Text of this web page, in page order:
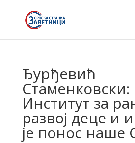
Ђурђевић
Стаменковски:
Институт за
развој деце и
је понос наше